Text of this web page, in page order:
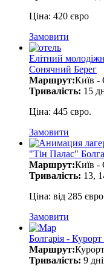
Ціна: 420 євро
Замовити
Елітний
Сонячний Берег
Маршрут:Київ -
Тривалість: 15
Ціна: 445 євро.
Замовити
"Тін Палас"
Маршрут:Київ -
Тривалість: 13,
Ціна: від 285 євро
Замовити
Болгарія -
Маршрут:
Тривалість: 9